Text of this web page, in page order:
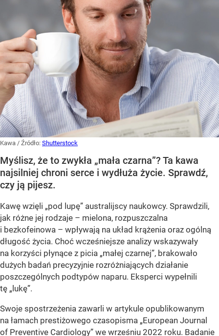
Kawa / Źródło: Shutterstock
Myślisz, że to zwykła „mała czarna”? Ta kawa
najsilniej chroni serce i wydłuża życie. Sprawdź,
czy ją pijesz.
Kawę wzięli „pod lupę” australijscy naukowcy. Sprawdzili,
jak różne jej rodzaje – mielona, rozpuszczalna
i bezkofeinowa – wpływają na układ krążenia oraz ogólną
długość życia. Choć wcześniejsze analizy wskazywały
na korzyści płynące z picia „małej czarnej”, brakowało
dużych badań precyzyjnie rozróżniających działanie
poszczególnych podtypów naparu. Eksperci wypełnili
tę „lukę”.
Swoje spostrzeżenia zawarli w artykule opublikowanym
na łamach prestiżowego czasopisma „European Journal
of Preventive Cardiology” we wrześniu 2022 roku. Badanie